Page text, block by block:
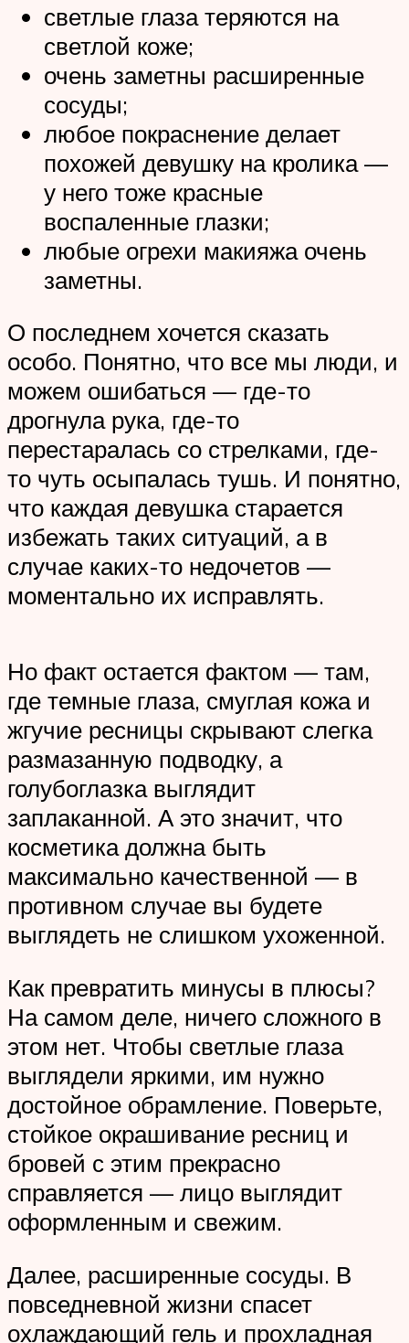
светлые глаза теряются на
светлой коже;
очень заметны расширенные
сосуды;
любое покраснение делает
похожей девушку на кролика —
у него тоже красные
воспаленные глазки;
любые огрехи макияжа очень
заметны.
О последнем хочется сказать
особо. Понятно, что все мы люди, и
можем ошибаться — где-то
дрогнула рука, где-то
перестаралась со стрелками, где-
то чуть осыпалась тушь. И понятно,
что каждая девушка старается
избежать таких ситуаций, а в
случае каких-то недочетов —
моментально их исправлять.
Но факт остается фактом — там,
где темные глаза, смуглая кожа и
жгучие ресницы скрывают слегка
размазанную подводку, а
голубоглазка выглядит
заплаканной. А это значит, что
косметика должна быть
максимально качественной — в
противном случае вы будете
выглядеть не слишком ухоженной.
Как превратить минусы в плюсы?
На самом деле, ничего сложного в
этом нет. Чтобы светлые глаза
выглядели яркими, им нужно
достойное обрамление. Поверьте,
стойкое окрашивание ресниц и
бровей с этим прекрасно
справляется — лицо выглядит
оформленным и свежим.
Далее, расширенные сосуды. В
повседневной жизни спасет
охлаждающий гель и прохладная